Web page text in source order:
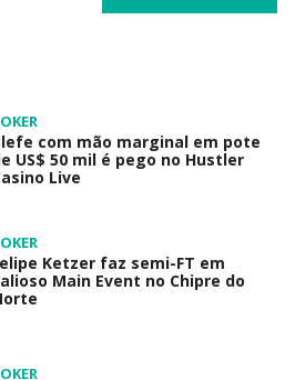
com mão marginal em pote
US$ 50 mil é pego no Hustler
Live
Ketzer faz semi-FT em
Main Event no Chipre do